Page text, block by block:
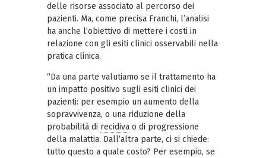
delle risorse associato al percorso dei
pazienti. Ma, come precisa Franchi, l’analisi
ha anche l’obiettivo di mettere i costi in
relazione con gli esiti clinici osservabili nella
pratica clinica.
“Da una parte valutiamo se il trattamento ha
un impatto positivo sugli esiti clinici dei
pazienti: per esempio un aumento della
sopravvivenza, o una riduzione della
probabilità di recidiva o di progressione
della malattia. Dall’altra parte, ci si chiede:
tutto questo a quale costo? Per esempio, se